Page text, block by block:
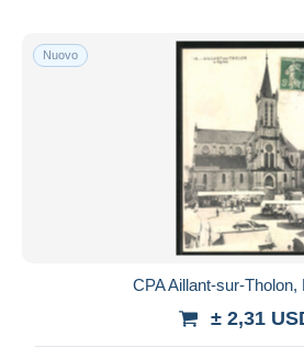
Nuovo
CPA Aillant-sur-Tholon,
± 2,31